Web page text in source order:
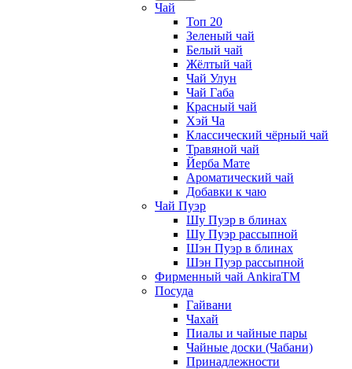
Чай
Топ 20
Зеленый чай
Белый чай
Жёлтый чай
Чай Улун
Чай Габа
Красный чай
Хэй Ча
Классический чёрный чай
Травяной чай
Йерба Мате
Ароматический чай
Добавки к чаю
Чай Пуэр
Шу Пуэр в блинах
Шу Пуэр рассыпной
Шэн Пуэр в блинах
Шэн Пуэр рассыпной
Фирменный чай AnkiraTM
Посуда
Гайвани
Чахай
Пиалы и чайные пары
Чайные доски (Чабани)
Принадлежности